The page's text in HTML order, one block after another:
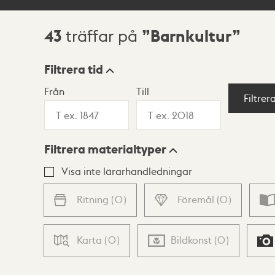
Sökresultat
43 träffar på Barnkultur
Visningsläge
Lista Karta
Filtrera tid
Från Till
Filtrera materialtyper
Visa inte lärarhandledningar
Ritning (0) Föremål (0)
Karta (0) Bildkonst (0)